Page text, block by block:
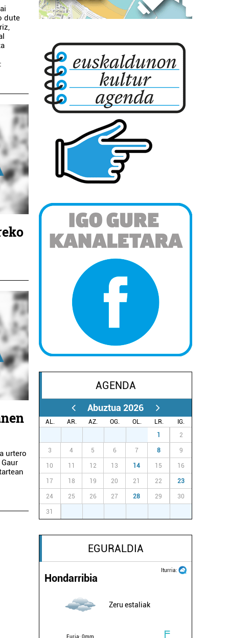
dute
urtero
AGENDA
Abuztua 2026
AL. AR. AZ. OG. OL. LR.
IG.
1 2
3 4 5 6 7 8 9
10 11 12 13 14 15 16
17 18 19 20 21 22 23
24 25 26 27 28 29 30
31
EGURALDIA
Iturria:
Hondarribia
Zeru estaliak
Euria: 0mm